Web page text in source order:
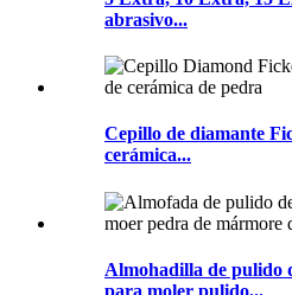
abrasivo...
Cepillo de diamante
cerámica...
Almohadilla de pulido
para moler pulido...